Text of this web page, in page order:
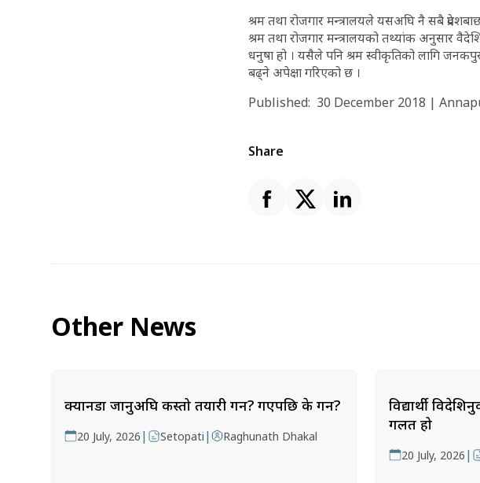
श्रम तथा रोजगार मन्त्रालयले यसअघि नै सबै
श्रम तथा रोजगार मन्त्रालयको तथ्यांक अनुसार
धनुषा हो । यसैले पनि श्रम स्वीकृतिको लागि
बढ्ने अपेक्षा गरिएको छ ।
Published: 30 December 2018 |
Share
Other News
क्यानडा जानुअघि कस्तो तयारी गर्ने? गएपछि के गर्ने?
20 July, 2026 | Setopati | Raghunath Dhakal
विद्यार्थी
गलत हो
20 July, 2026 |